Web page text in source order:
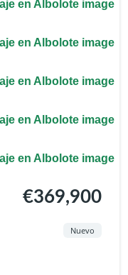
€369,900
Nuevo